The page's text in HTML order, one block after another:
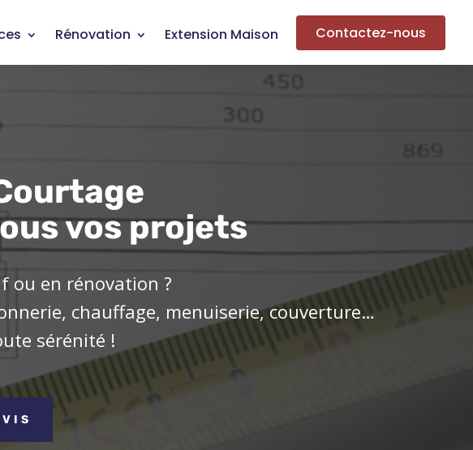
Rénovation Extension Maison Contactez-nous
vos projets
ou en rénovation ?
chauffage, menuiserie, couverture…
sérénité !